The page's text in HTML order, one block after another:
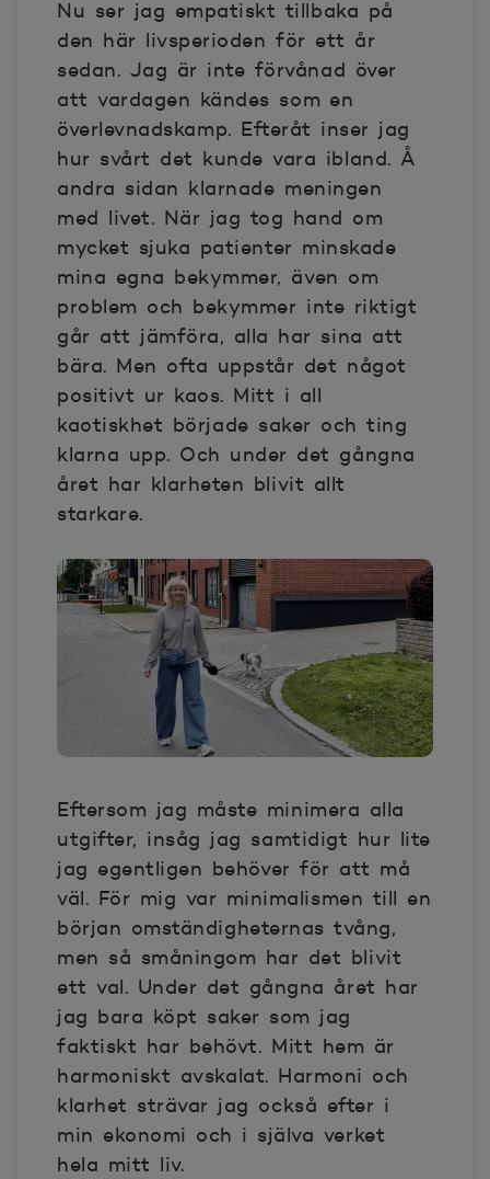
Nu ser jag empatiskt tillbaka på
den här livsperioden för ett år
sedan. Jag är inte förvånad över
att vardagen kändes som en
överlevnadskamp. Efteråt inser jag
hur svårt det kunde vara ibland. Å
andra sidan klarnade meningen
med livet. När jag tog hand om
mycket sjuka patienter minskade
mina egna bekymmer, även om
problem och bekymmer inte riktigt
går att jämföra, alla har sina att
bära. Men ofta uppstår det något
positivt ur kaos. Mitt i all
kaotiskhet började saker och ting
klarna upp. Och under det gångna
året har klarheten blivit allt
starkare.
Eftersom jag måste minimera alla
utgifter, insåg jag samtidigt hur lite
jag egentligen behöver för att må
väl. För mig var minimalismen till en
början omständigheternas tvång,
men så småningom har det blivit
ett val. Under det gångna året har
jag bara köpt saker som jag
faktiskt har behövt. Mitt hem är
harmoniskt avskalat. Harmoni och
klarhet strävar jag också efter i
min ekonomi och i själva verket
hela mitt liv.